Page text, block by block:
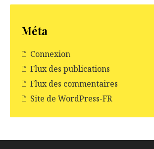
Méta
Connexion
Flux des publications
Flux des commentaires
Site de WordPress-FR